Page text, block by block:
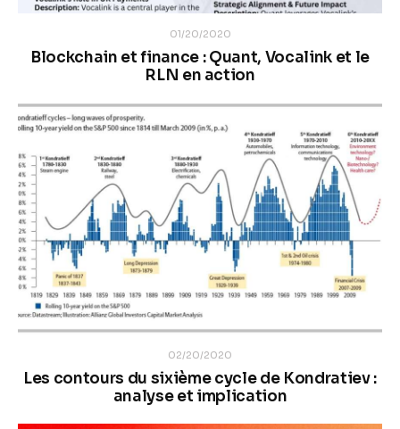
01/20/2020
Blockchain et finance : Quant, Vocalink et le
RLN en action
02/20/2020
Les contours du sixième cycle de Kondratiev :
analyse et implication